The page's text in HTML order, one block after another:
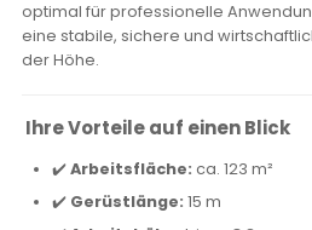
optimal für professionelle
eine stabile, sichere und
der Höhe.
Ihre Vorteile auf einen Blick
✔️Arbeitsfläche: ca. 123 m²
✔️ Gerüstlänge: 15 m